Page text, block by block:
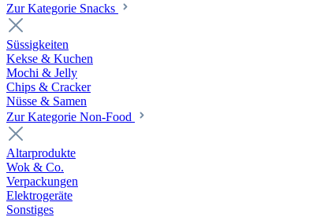
Zur Kategorie Snacks
Süssigkeiten
Kekse & Kuchen
Mochi & Jelly
Chips & Cracker
Nüsse & Samen
Zur Kategorie Non-Food
Altarprodukte
Wok & Co.
Verpackungen
Elektrogeräte
Sonstiges